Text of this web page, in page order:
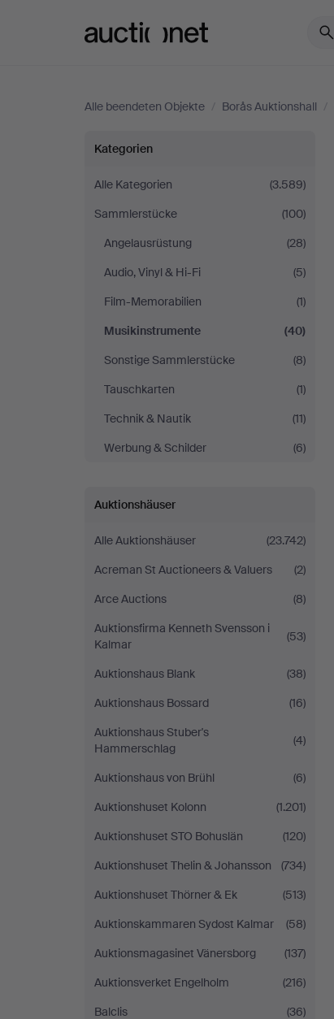
Alle beendeten Objekte / Borås Auktionshall /
Musikinstrumente
bei
Borås
Auktionshall
Kategorien
Alle Kategorien
(3.589)
Sammlerstücke
(100)
Angelausrüstung
(28)
Audio, Vinyl & Hi-Fi
(5)
Film-Memorabilien
(1)
Musikinstrumente
(40)
Sonstige Sammlerstücke
(8)
Tauschkarten
(1)
Technik & Nautik
(11)
Werbung & Schilder
(6)
Auktionshäuser
Alle Auktionshäuser
(23.742)
Acreman St Auctioneers & Valuers
(2)
Arce Auctions
(8)
Auktionsfirma Kenneth Svensson i
Kalmar
(53)
Auktionshaus Blank
(38)
Auktionshaus Bossard
(16)
Auktionshaus Stuber's
Hammerschlag
(4)
Auktionshaus von Brühl
(6)
Auktionshuset Kolonn
(1.201)
Auktionshuset STO Bohuslän
(120)
Auktionshuset Thelin & Johansson
(734)
Auktionshuset Thörner & Ek
(513)
Auktionskammaren Sydost Kalmar
(58)
Auktionsmagasinet Vänersborg
(137)
Auktionsverket Engelholm
(216)
Balclis
(36)